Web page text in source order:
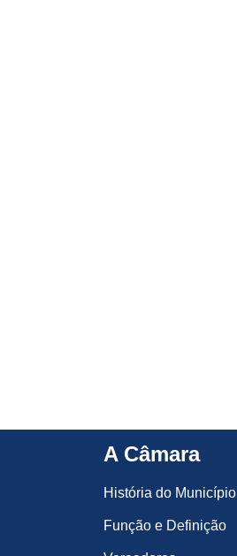
A Câmara
História do Município
Função e Definição